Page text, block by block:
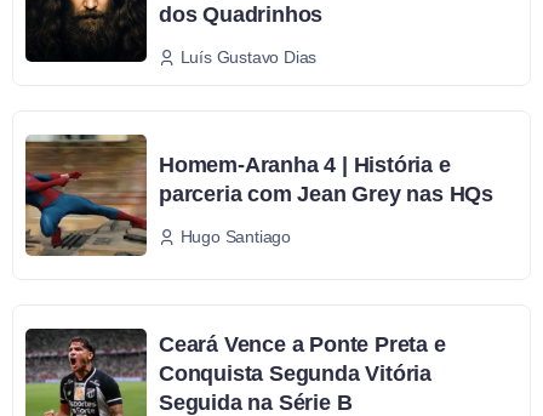
dos Quadrinhos
Luís Gustavo Dias
Homem-Aranha 4 | História e
parceria com Jean Grey nas HQs
Hugo Santiago
Ceará Vence a Ponte Preta e
Conquista Segunda Vitória
Seguida na Série B